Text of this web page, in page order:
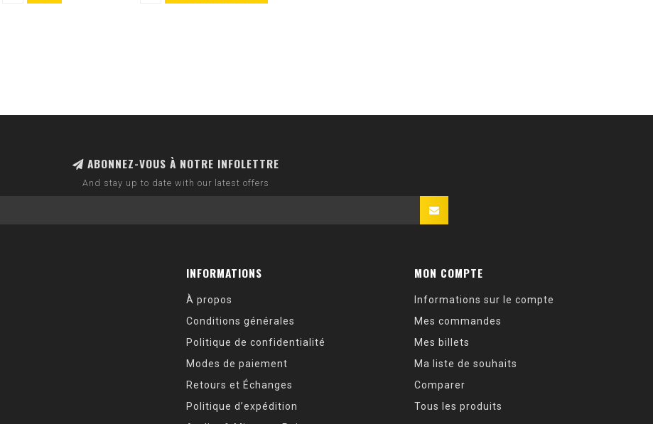
ABONNEZ-VOUS À NOTRE INFOLETTRE
And stay up to date with our latest offers
INFORMATIONS
À propos
Conditions générales
Politique de confidentialité
Modes de paiement
Retours et Échanges
Politique d’expédition
MON COMPTE
Informations sur le compte
Mes commandes
Mes billets
Ma liste de souhaits
Comparer
Tous les produits